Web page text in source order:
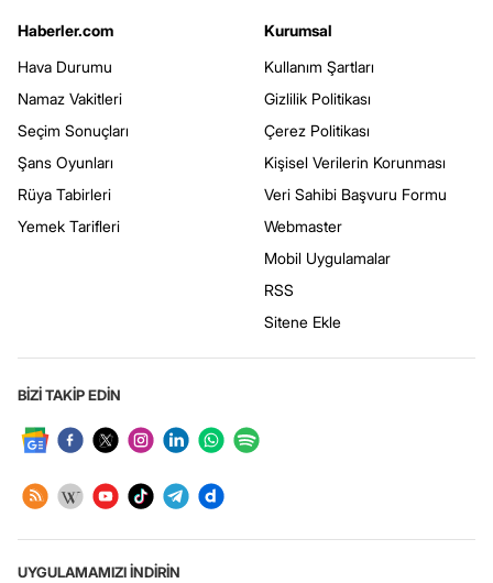
Haberler.com
Hava Durumu
Namaz Vakitleri
Seçim Sonuçları
Şans Oyunları
Rüya Tabirleri
Yemek Tarifleri
Kurumsal
Kullanım Şartları
Gizlilik Politikası
Çerez Politikası
Kişisel Verilerin Korunması
Veri Sahibi Başvuru Formu
Webmaster
Mobil Uygulamalar
RSS
Sitene Ekle
BİZİ TAKİP EDİN
UYGULAMAMIZI İNDİRİN